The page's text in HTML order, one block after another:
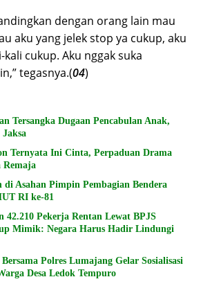
dengan orang lain mau
aku yang jelek stop ya cukup, aku
cukup. Aku nggak suka
tegasnya.(04)
Tersangka Dugaan Pencabulan Anak,
Ternyata Ini Cinta, Perpaduan Drama
Remaja
di Asahan Pimpin Pembagian Bendera
RI ke-81
42.210 Pekerja Rentan Lewat BPJS
Mimik: Negara Harus Hadir Lindungi
Polres Lumajang Gelar Sosialisasi
Desa Ledok Tempuro